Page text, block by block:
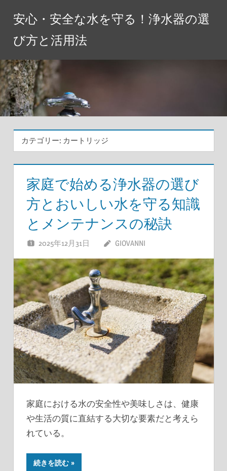
ツ
へ
ス
キ
安心・安全な水を守る！浄水器の選
び方と活用法
カテゴリー: カートリッジ
家庭で始める浄水器の選び
方とおいしい水を守る知識
とメンテナンスの秘訣
2025年12月31日 GIOVANNI
家庭における水の安全性や美味しさは、健康
や生活の質に直結する大切な要素だと考えら
れている。
続きを読む